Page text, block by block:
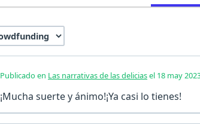
Publicado en Las narrativas de las deliciasel 18 may
¡Mucha suerte y ánimo!¡Ya casi lo tienes!